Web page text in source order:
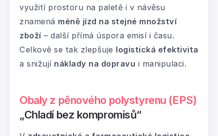
využití prostoru na paletě i v návěsu
znamená méně jízd na stejné množství
zboží – další přímá úspora emisí i času.
Celkově se tak zlepšuje logistická efektivita
a snižují náklady na dopravu i manipulaci.
Obaly z pěnového polystyrenu (EPS)
„Chladí bez kompromisů“